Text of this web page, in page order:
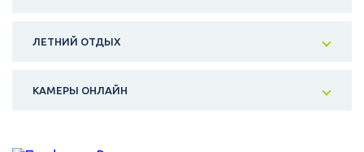
ЛЕТНИЙ ОТДЫХ
КАМЕРЫ ОНЛАЙН